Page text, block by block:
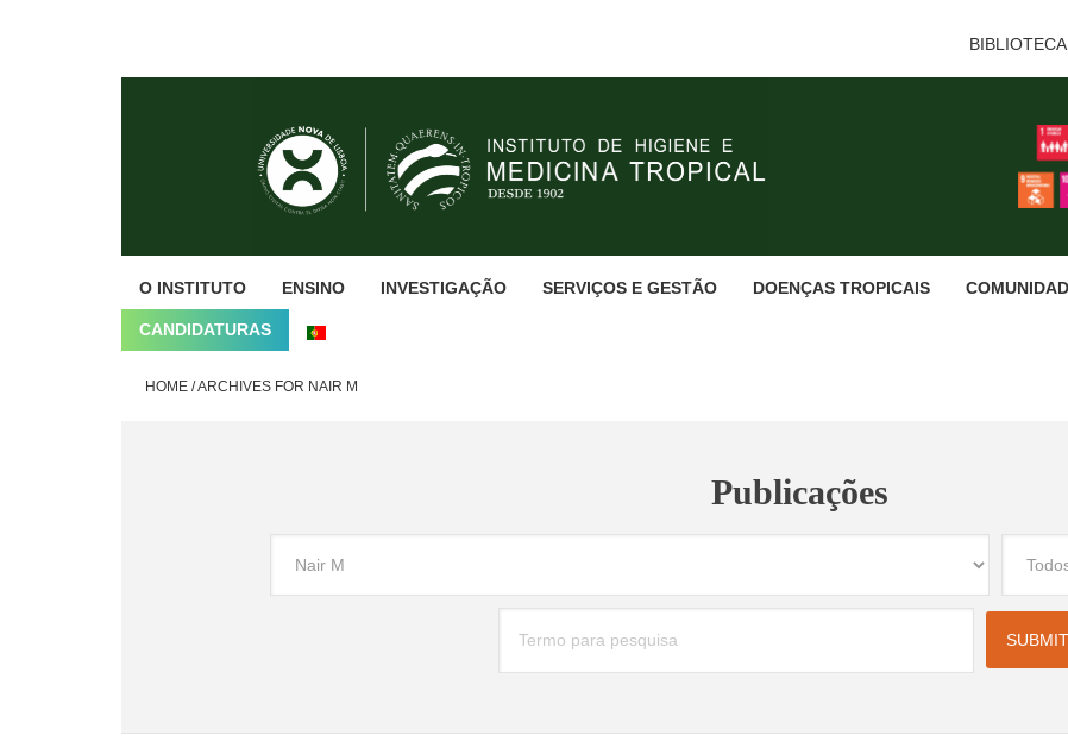
BIBLIOTECA
O INSTITUTO ENSINO INVESTIGAÇÃO SERVIÇOS E GESTÃO DOENÇAS TROPICAIS
CANDIDATURAS
HOME /ARCHIVES FOR NAIR M
Publicações